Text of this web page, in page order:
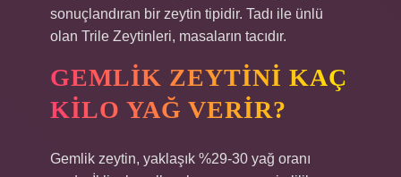
sonuçlandıran bir zeytin tipidir. Tadı ile ünlü
olan Trile Zeytinleri, masaların tacıdır.
GEMLIK ZEYTINI KAÇ
KILO YAĞ VERIR?
Gemlik zeytin, yaklaşık %29-30 yağ oranı